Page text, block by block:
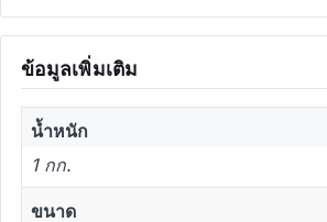
ข้อมูลเพิ่มเติม
น้ำหนัก
1 กก.
ขนาด